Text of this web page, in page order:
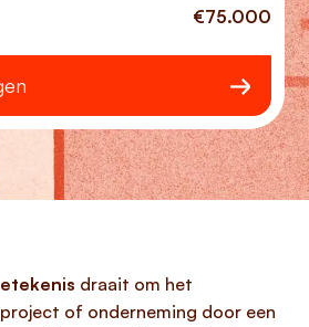
€75.000
draait om het
of onderneming door een